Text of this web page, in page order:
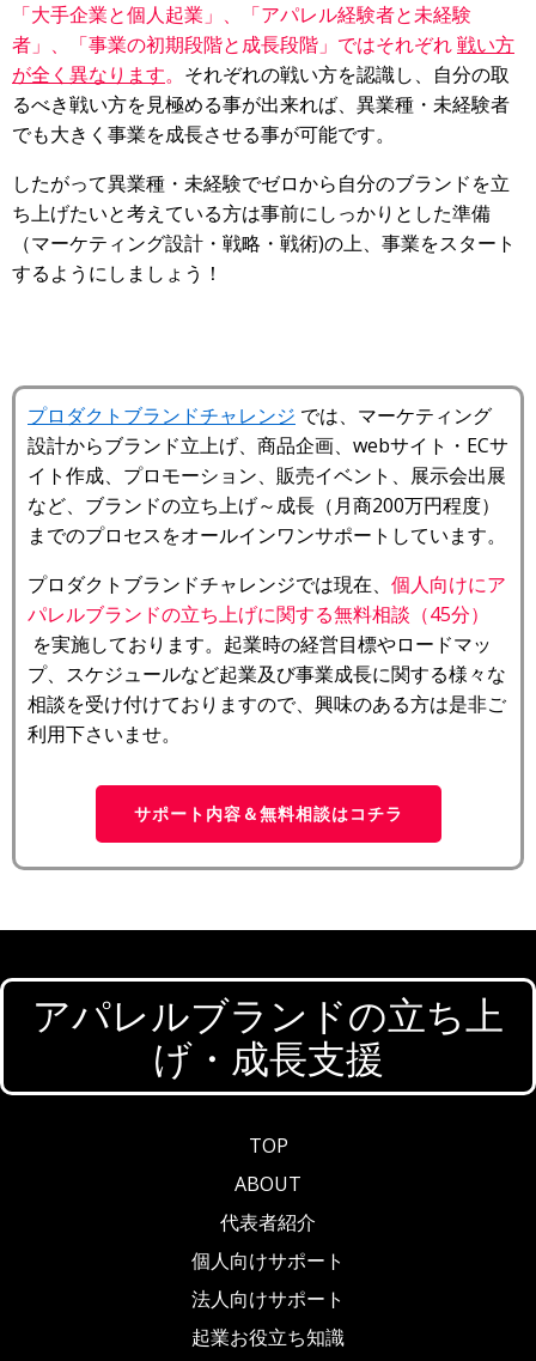
「大手企業と個人起業」、「アパレル経験者と未経験
者」、「事業の初期段階と成長段階」ではそれぞれ戦い方
が全く異なります。 それぞれの戦い方を認識し、自分の取
るべき戦い方を見極める事が出来れば、異業種・未経験者
でも大きく事業を成長させる事が可能です。
したがって異業種・未経験でゼロから自分のブランドを立
ち上げたいと考えている方は事前にしっかりとした準備
（マーケティング設計・戦略・戦術)の上、事業をスタート
するようにしましょう！
プロダクトブランドチャレンジ では、マーケティング
設計からブランド立上げ、商品企画、webサイト・ECサ
イト作成、プロモーション、販売イベント、展示会出展
など、ブランドの立ち上げ～成長（月商200万円程度）
までのプロセスをオールインワンサポートしています。
プロダクトブランドチャレンジでは現在、 個人向けにア
パレルブランドの立ち上げに関する無料相談（45分）
を実施しております。起業時の経営目標やロードマッ
プ、スケジュールなど起業及び事業成長に関する様々な
相談を受け付けておりますので、興味のある方は是非ご
利用下さいませ。
サポート内容＆無料相談はコチラ
アパレルブランドの立ち上
げ・成長支援
TOP
ABOUT
代表者紹介
個人向けサポート
法人向けサポート
起業お役立ち知識